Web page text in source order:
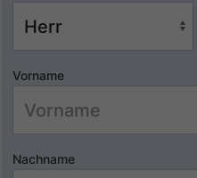
Vorname
Nachname